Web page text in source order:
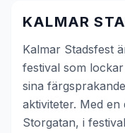
KALMAR
Kalmar Stadsfest
festival som
sina
aktiviteter. Med en
Storgatan, i